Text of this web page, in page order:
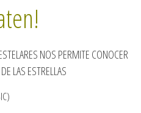
NOS PERMITE CONOCER
LAS ESTRELLAS